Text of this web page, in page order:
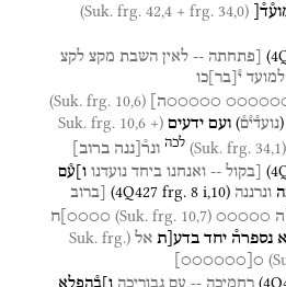
(Suk. frg. 42,4 + frg. 34,0)
( [פתחתה -- לאין השבת מקצ לקצ
למועד י֯ בר כו
○○○○○ה] (Suk. frg. 10,6)
(נועד֯י֯ם֯) ועם ידעים (Suk. frg. 10,6 +
(Suk. frg. 34,1) לכה ונר֯[ננה ברוב]
( [בקול -- ואנחנו ביחד נועדנו ו]ע֯ם
ונרננה (4Q427 frg. 8 i,10) [ברוב
○○○○○
(Suk. frg. 10,7)
○○○○]ח
נספרה֯ יחד בדע[ת אל (Suk. frg.
○
○○○○○○
(